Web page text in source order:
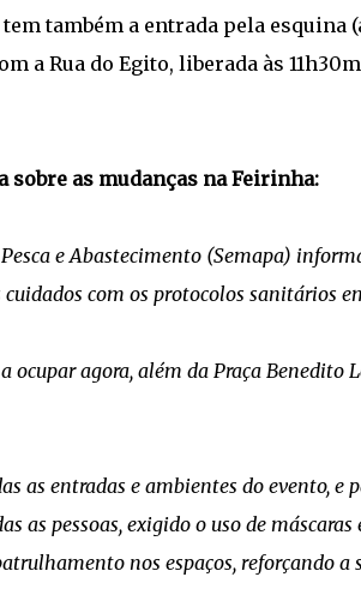
também a entrada pela esquina
a Rua do Egito, liberada às
sobre as mudanças na Feirinha:
e Abastecimento (Semapa)
com os protocolos sanitários
ocupar agora, além da Praça Benedito
as entradas e ambientes do evento, e
as pessoas, exigido o uso de
nos espaços, reforçando a